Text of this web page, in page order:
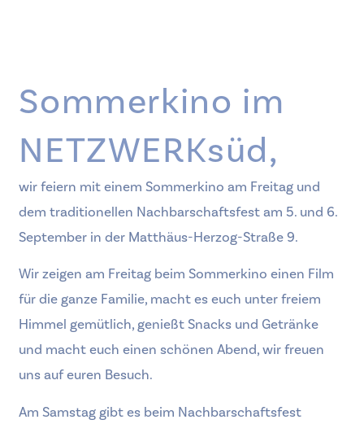
Sommerkino im
NETZWERKsüd,
wir feiern mit einem Sommerkino am Freitag und
dem traditionellen Nachbarschaftsfest am 5. und 6.
September in der Matthäus-Herzog-Straße 9.
Wir zeigen am Freitag beim Sommerkino einen Film
für die ganze Familie, macht es euch unter freiem
Himmel gemütlich, genießt Snacks und Getränke
und macht euch einen schönen Abend, wir freuen
uns auf euren Besuch.
Am Samstag gibt es beim Nachbarschaftsfest